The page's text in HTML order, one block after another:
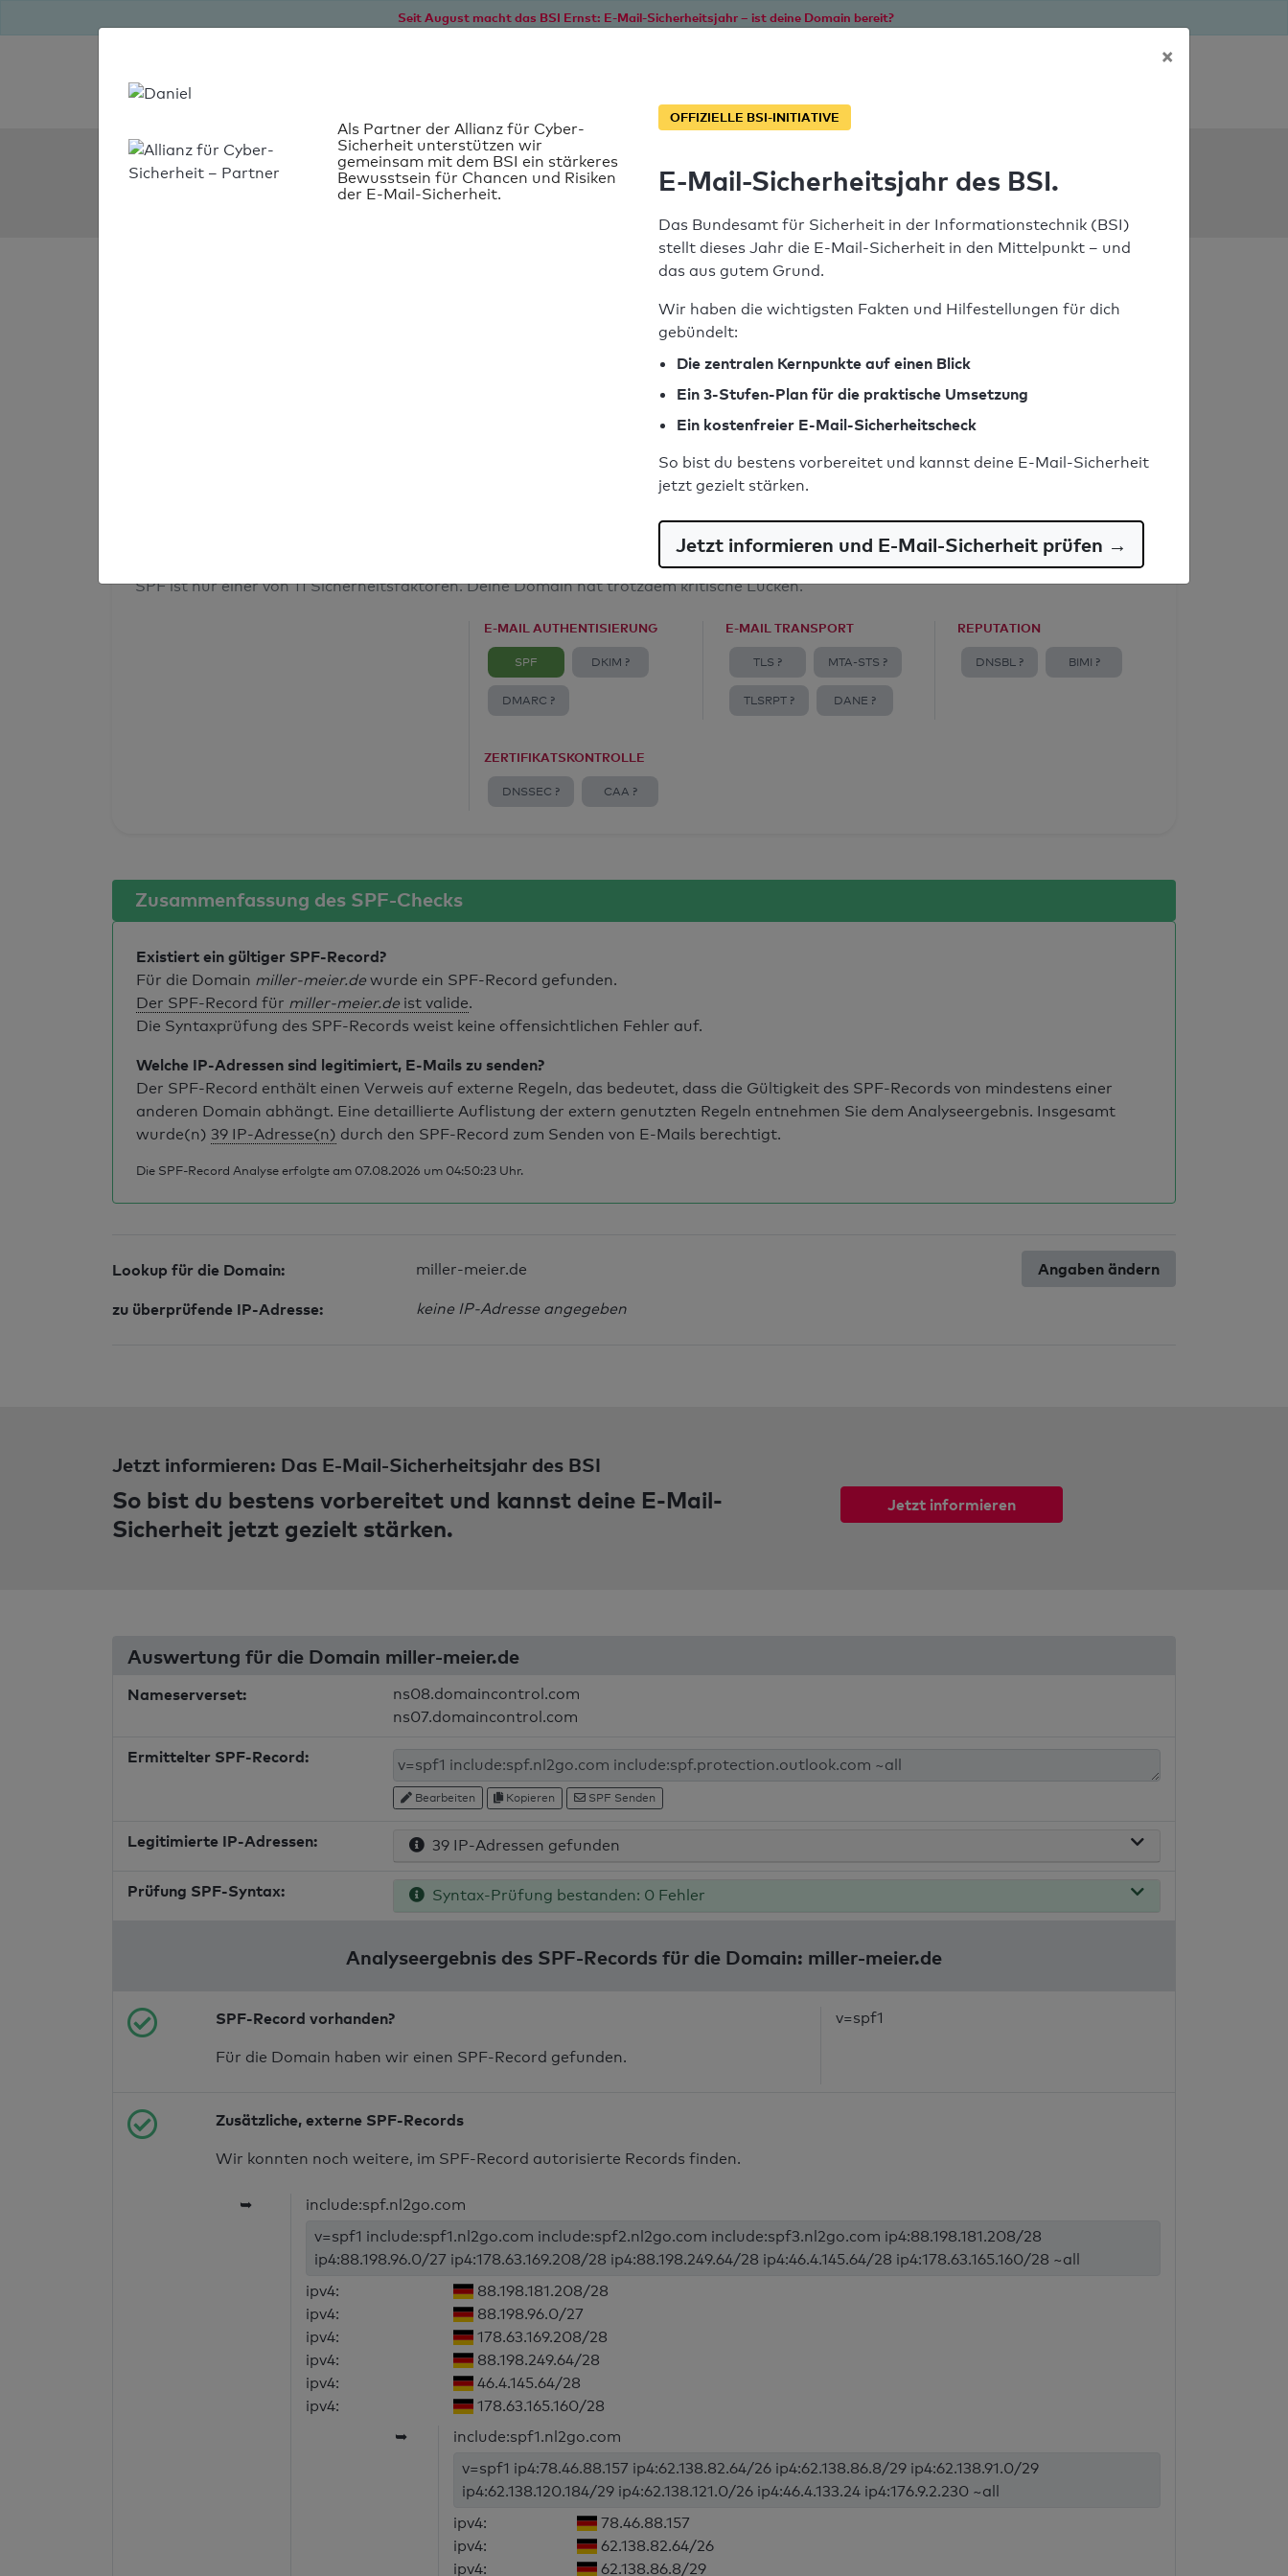
Seit August macht das BSI Ernst: E-Mail-Sicherheitsjahr – ist deine Domain bereit?
SPF Check:
Syntaxprüfung: 0 Fehler
SPF ist nur einer von 11 Sicherheitsfaktoren. Deine Domain hat trotzdem kritische Lücken.
E-MAIL AUTHENTISIERUNG
SPF DKIM ?
DMARC ?
E-MAIL TRANSPORT
TLS ? MTA-STS ?
TLSRPT ? DANE ?
REPUTATION
DNSBL ? BIMI ?
ZERTIFIKATSKONTROLLE
DNSSEC ? CAA ?
Zusammenfassung des SPF-Checks
Existiert ein gültiger SPF-Record?
Für die Domain miller-meier.de wurde ein SPF-Record gefunden.
Der SPF-Record für miller-meier.de ist valide.
Die Syntaxprüfung des SPF-Records weist keine offensichtlichen Fehler auf.
Welche IP-Adressen sind legitimiert, E-Mails zu senden?
Der SPF-Record enthält einen Verweis auf externe Regeln, das bedeutet, dass die Gültigkeit des SPF-Records von mindestens einer
anderen Domain abhängt. Eine detaillierte Auflistung der extern genutzten Regeln entnehmen Sie dem Analyseergebnis. Insgesamt
wurde(n) 39 IP-Adresse(n) durch den SPF-Record zum Senden von E-Mails berechtigt.
Die SPF-Record Analyse erfolgte am 07.08.2026 um 04:50:23 Uhr.
Lookup für die Domain: miller-meier.de
zu überprüfende IP-Adresse: keine IP-Adresse angegeben
Angaben ändern
×
Als Partner der Allianz für Cyber-
Sicherheit unterstützen wir
gemeinsam mit dem BSI ein stärkeres
Bewusstsein für Chancen und Risiken
der E-Mail-Sicherheit.
OFFIZIELLE BSI-INITIATIVE
E-Mail-Sicherheitsjahr des BSI.
Das Bundesamt für Sicherheit in der Informationstechnik (BSI)
stellt dieses Jahr die E-Mail-Sicherheit in den Mittelpunkt – und
das aus gutem Grund.
Wir haben die wichtigsten Fakten und Hilfestellungen für dich
gebündelt:
Die zentralen Kernpunkte auf einen Blick
Ein 3-Stufen-Plan für die praktische Umsetzung
Ein kostenfreier E-Mail-Sicherheitscheck
So bist du bestens vorbereitet und kannst deine E-Mail-Sicherheit
jetzt gezielt stärken.
Jetzt informieren und E-Mail-Sicherheit prüfen →
Jetzt informieren: Das E-Mail-Sicherheitsjahr des BSI
So bist du bestens vorbereitet und kannst deine E-Mail-
Sicherheit jetzt gezielt stärken.
Jetzt informieren
Auswertung für die Domain miller-meier.de
Nameserverset:
ns08.domaincontrol.com
ns07.domaincontrol.com
Ermittelter SPF-Record:
Bearbeiten Kopieren SPF Senden
Legitimierte IP-Adressen: 39 IP-Adressen gefunden
Prüfung SPF-Syntax: Syntax-Prüfung bestanden: 0 Fehler
Analyseergebnis des SPF-Records für die Domain: miller-meier.de
SPF-Record vorhanden?
Für die Domain haben wir einen SPF-Record gefunden.
v=spf1
Zusätzliche, externe SPF-Records
Wir konnten noch weitere, im SPF-Record autorisierte Records finden.
➥
include:spf.nl2go.com
v=spf1 include:spf1.nl2go.com include:spf2.nl2go.com include:spf3.nl2go.com ip4:88.198.181.208/28
ip4:88.198.96.0/27 ip4:178.63.169.208/28 ip4:88.198.249.64/28 ip4:46.4.145.64/28 ip4:178.63.165.160/28 ~all
ipv4:
88.198.181.208/28
ipv4:
88.198.96.0/27
ipv4:
178.63.169.208/28
ipv4:
88.198.249.64/28
ipv4:
46.4.145.64/28
ipv4:
178.63.165.160/28
➥
include:spf1.nl2go.com
v=spf1 ip4:78.46.88.157 ip4:62.138.82.64/26 ip4:62.138.86.8/29 ip4:62.138.91.0/29
ip4:62.138.120.184/29 ip4:62.138.121.0/26 ip4:46.4.133.24 ip4:176.9.2.230 ~all
ipv4:
78.46.88.157
ipv4:
62.138.82.64/26
ipv4:
62.138.86.8/29